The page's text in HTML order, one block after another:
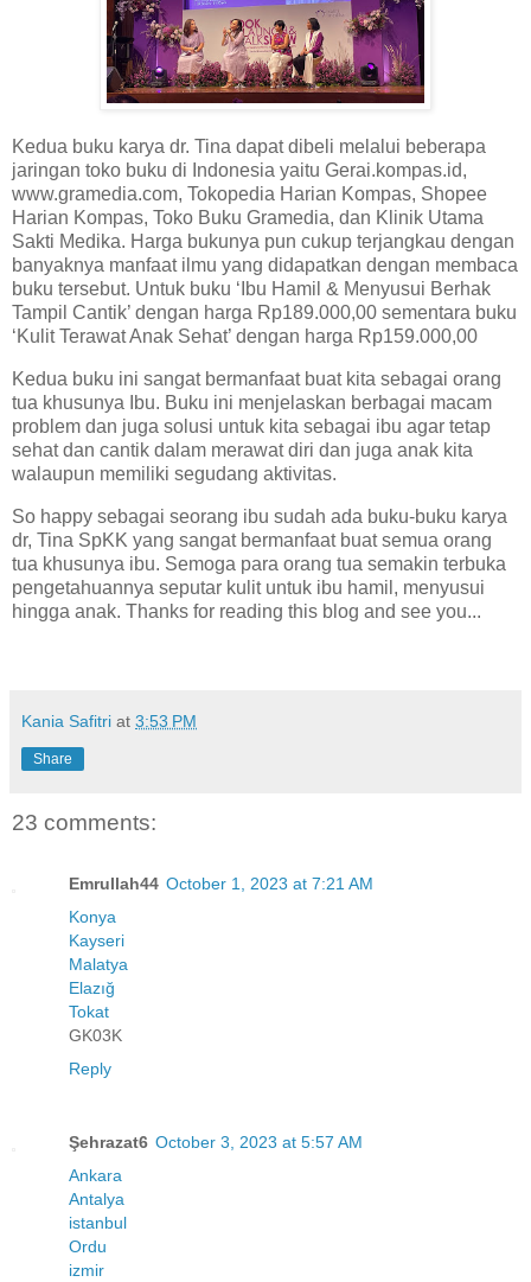
Kedua buku karya dr. Tina dapat dibeli melalui beberapa
jaringan toko buku di Indonesia yaitu Gerai.kompas.id,
www.gramedia.com, Tokopedia Harian Kompas, Shopee
Harian Kompas, Toko Buku Gramedia, dan Klinik Utama
Sakti Medika. Harga bukunya pun cukup terjangkau dengan
banyaknya manfaat ilmu yang didapatkan dengan membaca
buku tersebut. Untuk buku ‘Ibu Hamil & Menyusui Berhak
Tampil Cantik’ dengan harga Rp189.000,00 sementara buku
‘Kulit Terawat Anak Sehat’ dengan harga Rp159.000,00
Kedua buku ini sangat bermanfaat buat kita sebagai orang
tua khusunya Ibu. Buku ini menjelaskan berbagai macam
problem dan juga solusi untuk kita sebagai ibu agar tetap
sehat dan cantik dalam merawat diri dan juga anak kita
walaupun memiliki segudang aktivitas.
So happy sebagai seorang ibu sudah ada buku-buku karya
dr, Tina SpKK yang sangat bermanfaat buat semua orang
tua khusunya ibu. Semoga para orang tua semakin terbuka
pengetahuannya seputar kulit untuk ibu hamil, menyusui
hingga anak. Thanks for reading this blog and see you...
Kania Safitri at 3:53 PM
Share
23 comments:
Emrullah44 October 1, 2023 at 7:21 AM
Konya
Kayseri
Malatya
Elazığ
Tokat
GK03K
Reply
Şehrazat6 October 3, 2023 at 5:57 AM
Ankara
Antalya
istanbul
Ordu
izmir